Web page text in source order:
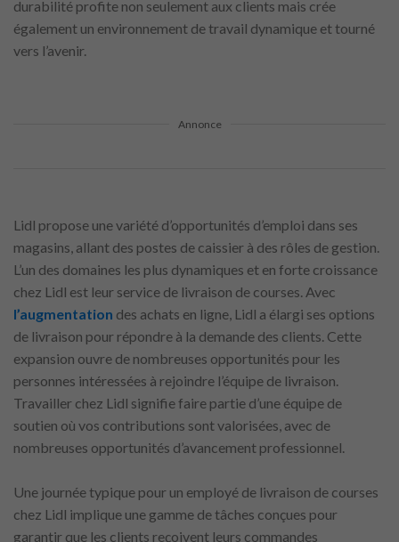
durabilité profite non seulement aux clients mais crée
également un environnement de travail dynamique et tourné
vers l’avenir.
Annonce
Lidl propose une variété d’opportunités d’emploi dans ses
magasins, allant des postes de caissier à des rôles de gestion.
L’un des domaines les plus dynamiques et en forte croissance
chez Lidl est leur service de livraison de courses. Avec
l’augmentation des achats en ligne, Lidl a élargi ses options
de livraison pour répondre à la demande des clients. Cette
expansion ouvre de nombreuses opportunités pour les
personnes intéressées à rejoindre l’équipe de livraison.
Travailler chez Lidl signifie faire partie d’une équipe de
soutien où vos contributions sont valorisées, avec de
nombreuses opportunités d’avancement professionnel.
Une journée typique pour un employé de livraison de courses
chez Lidl implique une gamme de tâches conçues pour
garantir que les clients reçoivent leurs commandes